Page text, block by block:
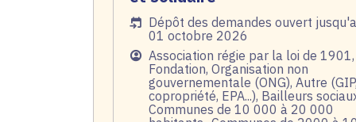
Date de l'arrêté
Dépôt des demandes ouvert
01 octobre 2026
PublicAssociation régie par la loi de 1901,
Fondation, Organisation non
gouvernementale (ONG), Autre (GIP,
copropriété, EPA...), Bailleurs
Communes de 10 000 à 20 000